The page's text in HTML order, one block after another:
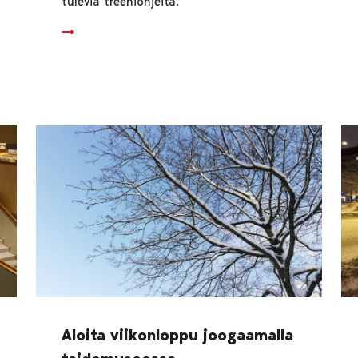
Aloita viikonloppu joogaamalla